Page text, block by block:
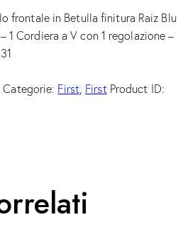
frontale in Betulla finitura Raiz Blu
1 Cordiera a V con 1 regolazione –
Categorie: First, First Product ID: